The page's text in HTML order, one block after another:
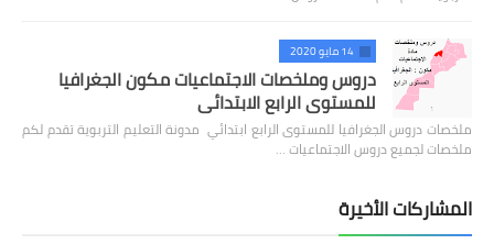
14 مايو 2020
دروس وملخصات الاجتماعيات مكون الجغرافيا
للمستوى الرابع الابتدائي
ملخصات دروس الجغرافيا للمستوى الرابع ابتدائي مدونة التعليم التربوية تقدم لكم
ملخصات لجميع دروس الاجتماعيات …
المشاركات الأخيرة